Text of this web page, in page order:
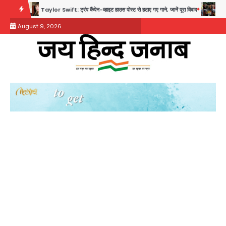
content
Taylor Swift: ट्रंप कैंपेन-व्हाइट हाउस पोस्ट से हटाए गए गाने, जानें पूरा विवाद Noida Crime
August 9, 2026